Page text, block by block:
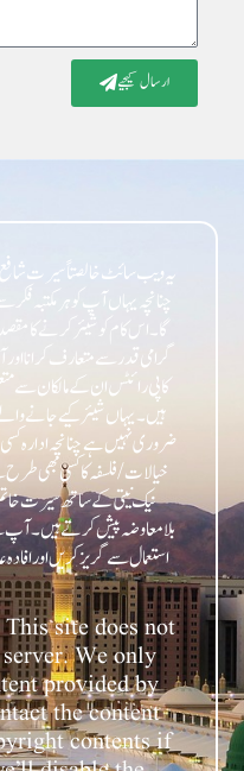
ارسال کیجیے
یہ ویب سائٹ خالصتاً سیرت
چنانچہ یہاں آپ کو ہر مکتبہ
گا۔ اس کام کو شیئر کرنے کا
گرامی قدر سے متعارف کرانا
کاپی رائٹس ان کے مالکان سے
ہیں۔ یہاں شیئر کیے جانے
ضروری نہیں ہے چنانچہ ادارہ
خیالات/فلسفہ کا کسی بھی
نیک نیتی کے ساتھ سیرت خاتم
بلامعاوضہ پیش کرتے ہیں۔
استعمال سے گریز کریں اور افادہ عام کے لیے مفت شیئر کریں۔ جزاک اللہ
site does not
We only
provided by
the content
contents if